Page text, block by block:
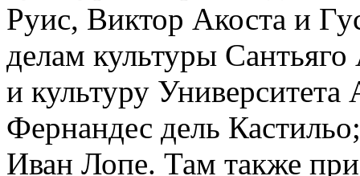
Руис, Виктор Акоста и
делам культуры
и культуру
Фернандес дель
Иван Лопе. Там также